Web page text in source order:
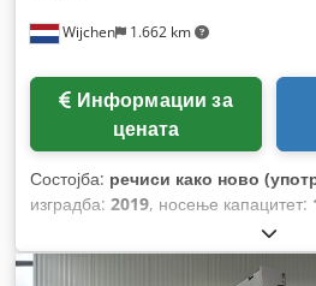
Wijchen 1.662 km
цената
Состојба: речиси како ново
изградба: 2019, носење капацитет:
, градежна
работни часови:1.455 h, тип на